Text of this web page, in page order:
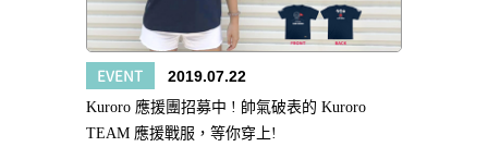
EVENT 2019.07.22
Kuroro 應援團招募中 ! 帥氣破表的 Kuroro
TEAM 應援戰服，等你穿上!